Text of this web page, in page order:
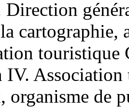
Direction
cartographie,
touristique
Association
organisme de